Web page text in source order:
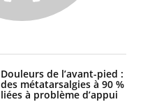
Douleurs de l’avant-pied :
des métatarsalgies à 90 %
liées à problème d’appui